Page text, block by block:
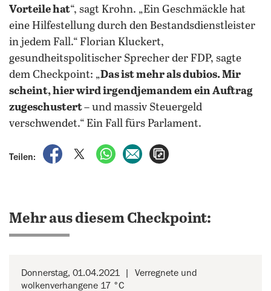
Vorteile hat“, sagt Krohn. „Ein Geschmäckle hat
eine Hilfestellung durch den Bestandsdienstleister
in jedem Fall.“ Florian Kluckert,
gesundheitspolitischer Sprecher der FDP, sagte
dem Checkpoint: „Das ist mehr als dubios. Mir
scheint, hier wird irgendjemandem ein Auftrag
zugeschustert– und massiv Steuergeld
verschwendet.“ Ein Fall fürs Parlament.
Teilen:
auf Facebook teilen
auf X teilenper WhatsApp teilen
per E-Mail teilen
Mehr aus diesem Checkpoint:
Donnerstag, 01.04.2021
Verregnete und
wolkenverhangene 17 °C